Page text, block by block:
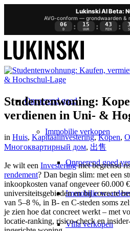
Lukinski AI Beta:
AVG-conform — grondwaarden &
06
D : 15
UUR : 43
MIN :
Onroerend goed
Immobilie verkopen
Onroerend goed
Immobilie
Villa verkopen
Studentenwoning:
verdienen in Uni- &
in Huis, Kapitaalinvestering,Kopen,
Многоквартирный дом, 出售
Je wilt een Investeringmet begrensd
rendement? Dan begin slim: met een
inkoopkosten vanaf ongeveer 60.000
universiteitsgebieden en bij correcte
van 5–8 %, in B- en C-steden soms
je zien hoe dat concreet werkt – met
locatie-ranking, risico-check en